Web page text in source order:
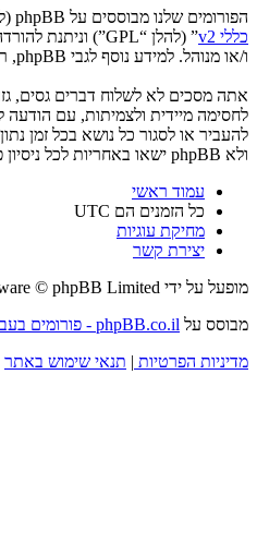
הפורומים שלנו מבוססים על phpBB (להלן “הם”, “אותם”, “שלהם”, “מערכת phpBB”, “www.phpbb.co.il”, “קבוצת phpBB”, “צוות phpBB הישראלי”) אשר הינה מערכת בולטיין המשוחררת תחת הסכם “
כללי v2
” (להלן “GPL”) וניתנת להורדה דרך אתר
ו/או מנוהל. למידע נוסף לגבי phpBB, ראה:
ולא phpBB ישאו באחריות לכל ניסיון פריצה אשר יכול להוסיף לחשיפת המידע.
עמוד ראשי
כל הזמנים הם UTC
מחיקת עוגיות
יצירת קשר
מופעל על ידי © phpBB Limited
מבוסס על phpBB.co.il - פורומים בעברית
מדיניות הפרטיות | תנאי שימוש באתר